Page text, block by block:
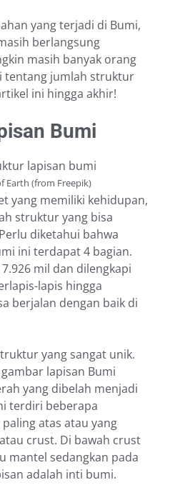
yang terjadi di Bumi,
berlangsung
masih banyak orang
tentang jumlah struktur
ini hingga akhir!
Bumi
Earth (from Freepik)
yang memiliki kehidupan,
struktur yang bisa
diketahui bahwa
ini terdapat 4 bagian.
mil dan dilengkapi
lapis hingga
berjalan dengan baik di
yang sangat unik.
lapisan Bumi
yang dibelah menjadi
terdiri beberapa
atas atau yang
crust. Di bawah crust
mantel sedangkan pada
adalah inti bumi.